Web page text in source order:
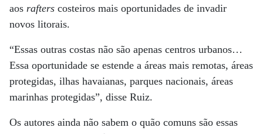
aos rafters costeiros mais oportunidades de invadir
novos litorais.
“Essas outras costas não são apenas centros urbanos…
Essa oportunidade se estende a áreas mais remotas, áreas
protegidas, ilhas havaianas, parques nacionais, áreas
marinhas protegidas”, disse Ruiz.
Os autores ainda não sabem o quão comuns são essas